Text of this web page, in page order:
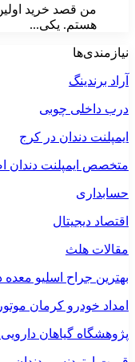
من قصد خرید
هستم. یکی...
نیازمندی‌ها
آراد برندینگ
درب داخلی چوبی
ایمپلنت دندان در کرج
متخصص ایمپلنت دندان
حسابداری
اقتصاد دیجیتال
مقالات هلث
بهترین جراح اسلیو معده
امداد خودرو کرمان موتور
پژوهشگاه گیاهان دارویی